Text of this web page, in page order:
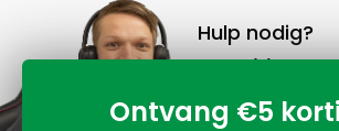
Hulp nodig?
Bel+31 (0)13-545
Ontvang €5